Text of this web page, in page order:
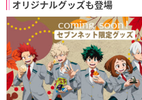
オリジナルグッズも登場